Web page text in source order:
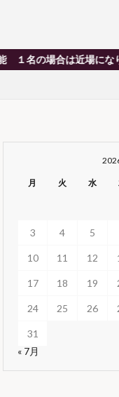
は近場になります 1
月 火 水
3 4 5
10 11 12
17 18 19
24 25 26
31
« 7月